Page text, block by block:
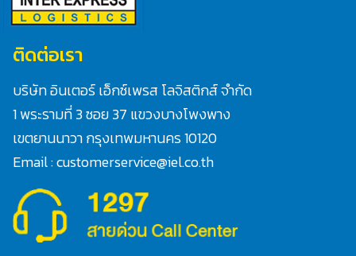
ติดต่อเรา
บริษัท อินเตอร์ เอ็กซ์เพรส โลจิสติกส์ จำกัด
1 พระรามที่ 3 ซอย 37 แขวงบางโพงพาง
เขตยานนาวา กรุงเทพมหานคร 10120
Email : customerservice@iel.co.th